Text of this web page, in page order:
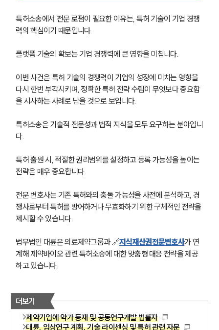
특허소송에서 전문 로펌이 필요한 이유는, 특허 기술이 기업 경쟁
력의 핵심이기 때문입니다.
플랫폼 기술의 확보는 기업 경쟁력에 큰 영향을 미칩니다.
이번 사건은 특허 기술의 경쟁력이 기업의 성장에 미치는 영향을
다시 한번 부각시키며, 정확한 특허 전략 수립이 무엇보다 중요함
을 시사하는 사례로 남을 것으로 보입니다.
특허소송은 기술적 전문성과 법적 지식을 모두 요구하는 분야입니
다.
특허 출원 시, 적절한 권리범위를 설정하고 등록 가능성을 높이는
전략은 매우 중요합니다.
전문 변호사는 기존 특허와의 충돌 가능성을 사전에 분석하고, 경
쟁사로부터 특허를 방어하거나 무효화하기 위한 구체적인 전략을
제시할 수 있습니다.
법무법인 대륜은 의료제약그룹과 🔗지식재산권전문변호사가 연
계해 제약바이오 관련 특허소송에 대한 맞춤형 대응 전략을 제공
하고 있습니다.
더보기
제약기업에 약가 등재 및 공동연구개발 법률자
대륜, 임상연구 계획, 기술 라이센싱 및 특허 관련 자문